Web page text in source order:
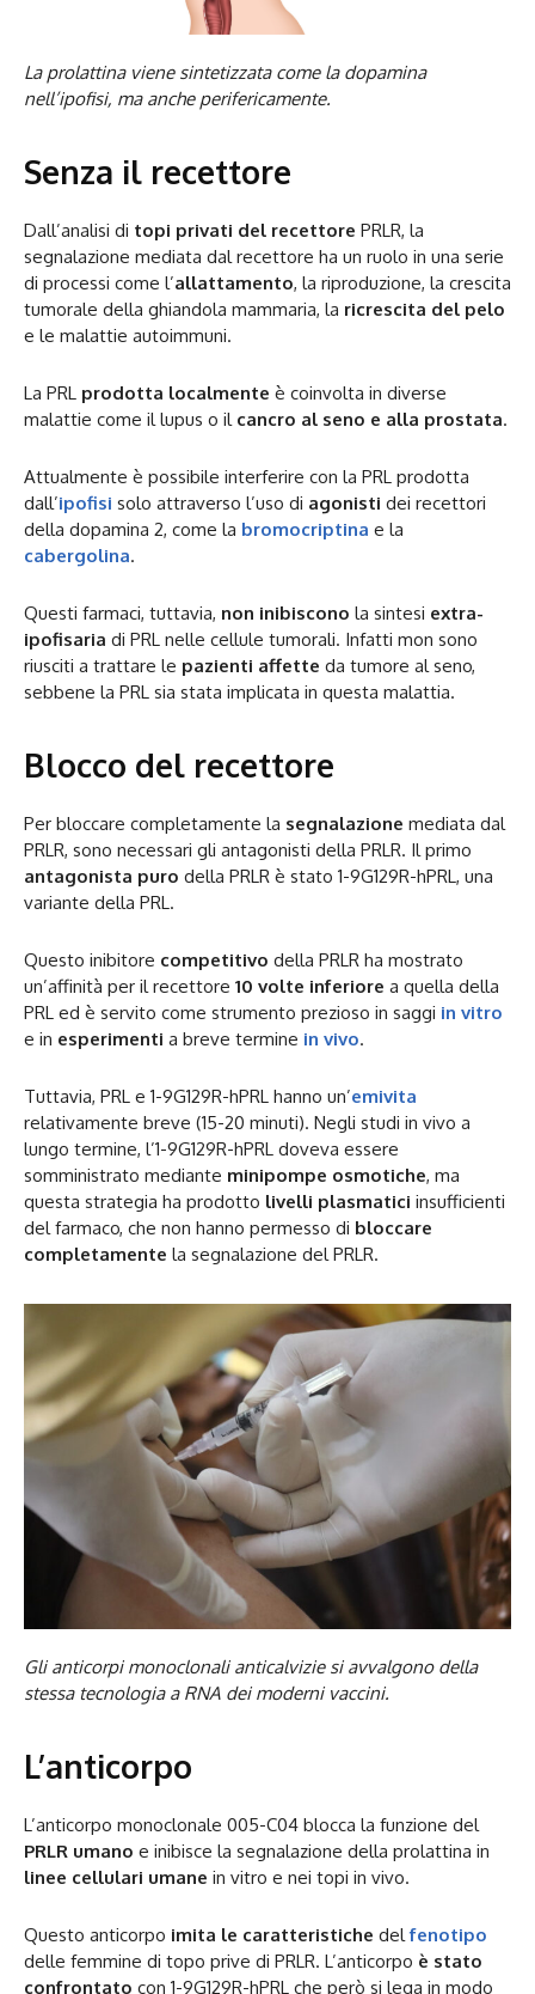
La prolattina viene sintetizzata come la dopamina
nell’ipofisi, ma anche perifericamente.
Senza il recettore
Dall’analisi di topi privati del recettore PRLR, la
segnalazione mediata dal recettore ha un ruolo in una serie
di processi come l’allattamento, la riproduzione, la crescita
tumorale della ghiandola mammaria, la ricrescita del pelo
e le malattie autoimmuni.
La PRL prodotta localmente è coinvolta in diverse
malattie come il lupus o il cancro al seno e alla prostata.
Attualmente è possibile interferire con la PRL prodotta
dall’ipofisi solo attraverso l’uso di agonisti dei recettori
della dopamina 2, come la bromocriptina e la
cabergolina.
Questi farmaci, tuttavia, non inibiscono la sintesi extra-
ipofisaria di PRL nelle cellule tumorali. Infatti mon sono
riusciti a trattare le pazienti affette da tumore al seno,
sebbene la PRL sia stata implicata in questa malattia.
Blocco del recettore
Per bloccare completamente la segnalazione mediata dal
PRLR, sono necessari gli antagonisti della PRLR. Il primo
antagonista puro della PRLR è stato 1-9G129R-hPRL, una
variante della PRL.
Questo inibitore competitivo della PRLR ha mostrato
un’affinità per il recettore 10 volte inferiore a quella della
PRL ed è servito come strumento prezioso in saggi in vitro
e in esperimenti a breve termine in vivo.
Tuttavia, PRL e 1-9G129R-hPRL hanno un’emivita
relativamente breve (15-20 minuti). Negli studi in vivo a
lungo termine, l’1-9G129R-hPRL doveva essere
somministrato mediante minipompe osmotiche, ma
questa strategia ha prodotto livelli plasmatici insufficienti
del farmaco, che non hanno permesso di bloccare
completamente la segnalazione del PRLR.
Gli anticorpi monoclonali anticalvizie si avvalgono della
stessa tecnologia a RNA dei moderni vaccini.
L’anticorpo
L’anticorpo monoclonale 005-C04 blocca la funzione del
PRLR umano e inibisce la segnalazione della prolattina in
linee cellulari umane in vitro e nei topi in vivo.
Questo anticorpo imita le caratteristiche delfenotipo
delle femmine di topo prive di PRLR. L’anticorpo è stato
confrontato con 1-9G129R-hPRL che però si lega in modo